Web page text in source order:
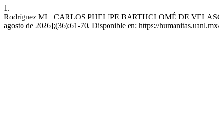
1.
Rodríguez ML. CARLOS PHELIPE BARTHOLOMÉ DE
agosto de 2026];(36):61-70. Disponible en: https://